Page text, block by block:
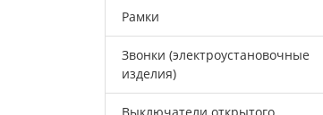
Рамки
Звонки (электроустановочные
изделия)